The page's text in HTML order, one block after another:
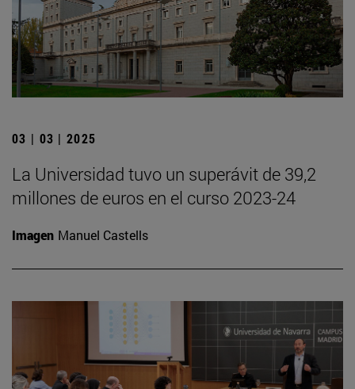
03 | 03 | 2025
La Universidad tuvo un superávit de 39,2
millones de euros en el curso 2023-24
Imagen Manuel Castells